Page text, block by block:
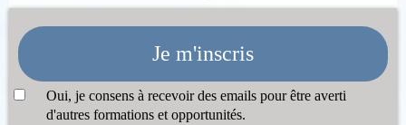
Je m'inscris
Oui, je consens à recevoir des emails pour être averti
d'autres formations et opportunités.